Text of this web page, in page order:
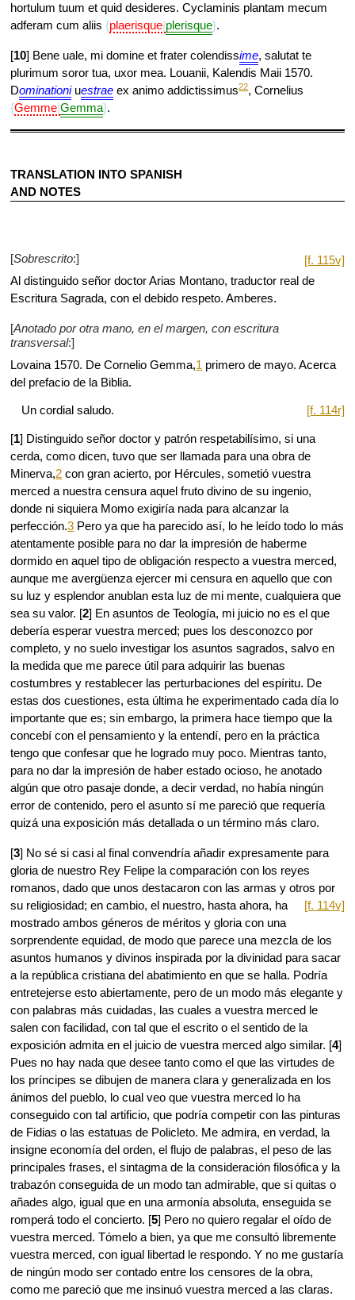
hortulum tuum et quid desideres. Cyclaminis plantam mecum
adferam cum aliis plaerisque plerisque .
[10] Bene uale, mi domine et frater colendissime, salutat te
plurimum soror tua, uxor mea. Louanii, Kalendis Maii 1570.
Dominationiuestrae ex animo addictissimus22, Cornelius
Gemme Gemma .
TRANSLATION INTO SPANISH
AND NOTES
[f. 115v]
[Sobrescrito:]
Al distinguido señor doctor Arias Montano, traductor real de
Escritura Sagrada, con el debido respeto. Amberes.
[Anotado por otra mano, en el margen, con escritura
transversal:]
Lovaina 1570. De Cornelio Gemma,1 primero de mayo. Acerca
del prefacio de la Biblia.
[f. 114r]
Un cordial saludo.
[1] Distinguido señor doctor y patrón respetabilísimo, si una
cerda, como dicen, tuvo que ser llamada para una obra de
Minerva,2 con gran acierto, por Hércules, sometió vuestra
merced a nuestra censura aquel fruto divino de su ingenio,
donde ni siquiera Momo exigiría nada para alcanzar la
perfección.3 Pero ya que ha parecido así, lo he leído todo lo más
atentamente posible para no dar la impresión de haberme
dormido en aquel tipo de obligación respecto a vuestra merced,
aunque me avergüenza ejercer mi censura en aquello que con
su luz y esplendor anublan esta luz de mi mente, cualquiera que
sea su valor. [2] En asuntos de Teología, mi juicio no es el que
debería esperar vuestra merced; pues los desconozco por
completo, y no suelo investigar los asuntos sagrados, salvo en
la medida que me parece útil para adquirir las buenas
costumbres y restablecer las perturbaciones del espíritu. De
estas dos cuestiones, esta última he experimentado cada día lo
importante que es; sin embargo, la primera hace tiempo que la
concebí con el pensamiento y la entendí, pero en la práctica
tengo que confesar que he logrado muy poco. Mientras tanto,
para no dar la impresión de haber estado ocioso, he anotado
algún que otro pasaje donde, a decir verdad, no había ningún
error de contenido, pero el asunto sí me pareció que requería
quizá una exposición más detallada o un término más claro.
[3] No sé si casi al final convendría añadir expresamente para
gloria de nuestro Rey Felipe la comparación con los reyes
romanos, dado que unos destacaron con las armas y otros por
su religiosidad; en cambio, el
[f. 114v]
nuestro, hasta ahora, ha
mostrado ambos géneros de méritos y gloria con una
sorprendente equidad, de modo que parece una mezcla de los
asuntos humanos y divinos inspirada por la divinidad para sacar
a la república cristiana del abatimiento en que se halla. Podría
entretejerse esto abiertamente, pero de un modo más elegante y
con palabras más cuidadas, las cuales a vuestra merced le
salen con facilidad, con tal que el escrito o el sentido de la
exposición admita en el juicio de vuestra merced algo similar. [4]
Pues no hay nada que desee tanto como el que las virtudes de
los príncipes se dibujen de manera clara y generalizada en los
ánimos del pueblo, lo cual veo que vuestra merced lo ha
conseguido con tal artificio, que podría competir con las pinturas
de Fidias o las estatuas de Policleto. Me admira, en verdad, la
insigne economía del orden, el flujo de palabras, el peso de las
principales frases, el sintagma de la consideración filosófica y la
trabazón conseguida de un modo tan admirable, que si quitas o
añades algo, igual que en una armonía absoluta, enseguida se
romperá todo el concierto. [5] Pero no quiero regalar el oído de
vuestra merced. Tómelo a bien, ya que me consultó libremente
vuestra merced, con igual libertad le respondo. Y no me gustaría
de ningún modo ser contado entre los censores de la obra,
como me pareció que me insinuó vuestra merced a las claras.